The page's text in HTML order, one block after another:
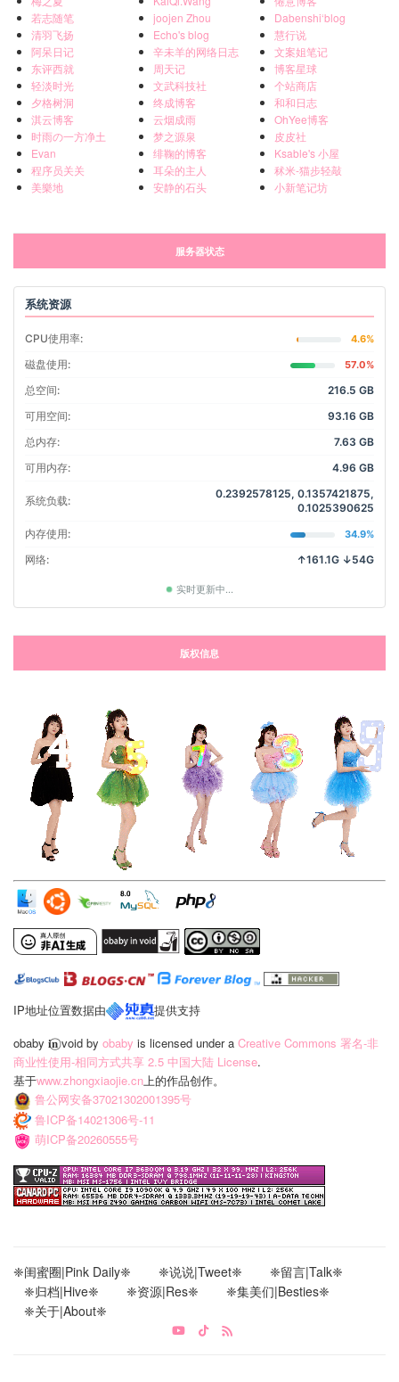
若志随笔
清羽飞扬
阿呆日记
东评西就
轻淡时光
夕格树洞
淇云博客
时雨の一方净土
Evan
程序员关关
美樂地
joojen Zhou
Echo's blog
辛未羊的网络日志
周天记
文武科技社
终成博客
云烟成雨
梦之源泉
绯鞠的博客
耳朵的主人
安静的石头
Dabenshi‘blog
慧行说
文案姐笔记
博客星球
个站商店
和和日志
OhYee博客
皮皮社
Ksable's 小屋
秫米-猫步轻敲
小新笔记坊
服务器状态
系统资源
CPU使用率: 4.6%
磁盘使用: 57.0%
总空间:
216.5 GB
可用空间:
93.16 GB
总内存:
7.63 GB
可用内存:
4.96 GB
系统负载:
0.2392578125, 0.1357421875,
0.1025390625
内存使用:
34.9%
网络: ↑161.1G ↓54G
实时更新中...
版权信息
IP地址位置数据由
提供支持
obaby 𝐢‍𝐧⃝ void by obaby is licensed under a Creative Commons 署名-非
商业性使用-相同方式共享 2.5 中国大陆 License.
基于www.zhongxiaojie.cn上的作品创作。
鲁公网安备37021302001395号
鲁ICP备14021306号-11
萌ICP备20260555号
❈闺蜜圈|Pink Daily❈ ❈说说|Tweet❈
❈留言|Talk❈
❈归档|Hive❈
❈资源|Res❈
❈集美们|Besties❈
❈关于|About❈